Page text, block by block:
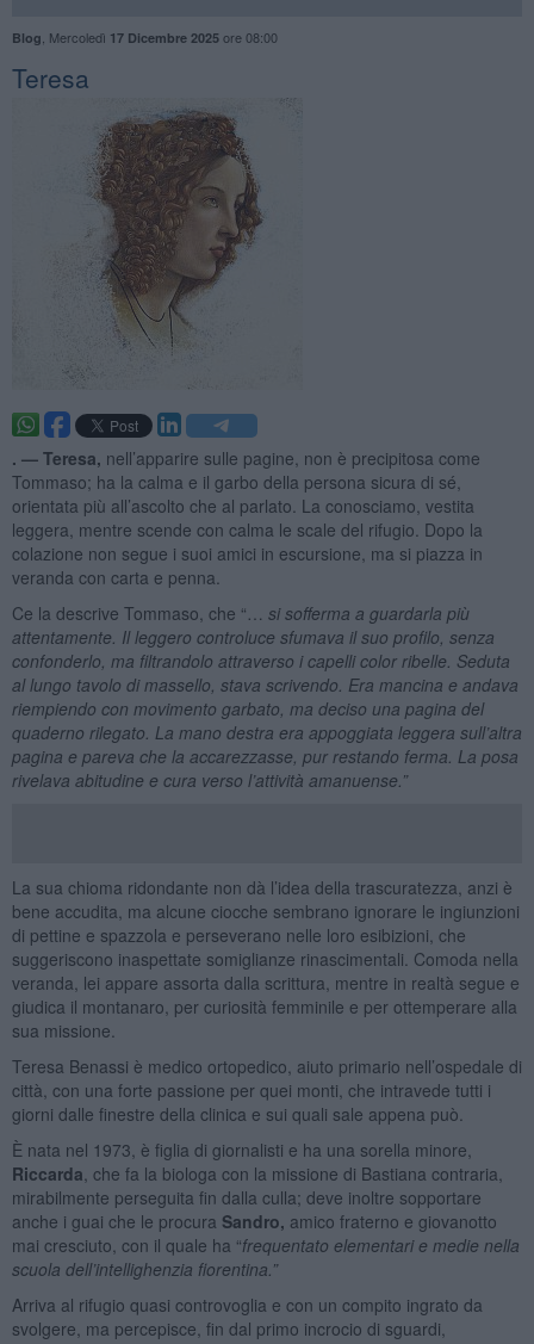
Blog Mercoledì 17 Dicembre 2025ore 08:00
Teresa
. — Teresa, nell’apparire sulle pagine, non è precipitosa come
Tommaso; ha la calma e il garbo della persona sicura di sé,
orientata più all’ascolto che al parlato. La conosciamo, vestita
leggera, mentre scende con calma le scale del rifugio. Dopo la
colazione non segue i suoi amici in escursione, ma si piazza in
veranda con carta e penna.
Ce la descrive Tommaso, che “… si sofferma a guardarla più
attentamente. Il leggero controluce sfumava il suo profilo, senza
confonderlo, ma filtrandolo attraverso i capelli color ribelle. Seduta
al lungo tavolo di massello, stava scrivendo. Era mancina e andava
riempiendo con movimento garbato, ma deciso una pagina del
quaderno rilegato. La mano destra era appoggiata leggera sull’altra
pagina e pareva che la accarezzasse, pur restando ferma. La posa
rivelava abitudine e cura verso l’attività amanuense.”
La sua chioma ridondante non dà l’idea della trascuratezza, anzi è
bene accudita, ma alcune ciocche sembrano ignorare le ingiunzioni
di pettine e spazzola e perseverano nelle loro esibizioni, che
suggeriscono inaspettate somiglianze rinascimentali. Comoda nella
veranda, lei appare assorta dalla scrittura, mentre in realtà segue e
giudica il montanaro, per curiosità femminile e per ottemperare alla
sua missione.
Teresa Benassi è medico ortopedico, aiuto primario nell’ospedale di
città, con una forte passione per quei monti, che intravede tutti i
giorni dalle finestre della clinica e sui quali sale appena può.
È nata nel 1973, è figlia di giornalisti e ha una sorella minore,
Riccarda , che fa la biologa con la missione di Bastiana contraria,
mirabilmente perseguita fin dalla culla; deve inoltre sopportare
anche i guai che le procura Sandro, amico fraterno e giovanotto
mai cresciuto, con il quale ha “frequentato elementari e medie nella
scuola dell’intellighenzia fiorentina.”
Arriva al rifugio quasi controvoglia e con un compito ingrato da
svolgere, ma percepisce, fin dal primo incrocio di sguardi,